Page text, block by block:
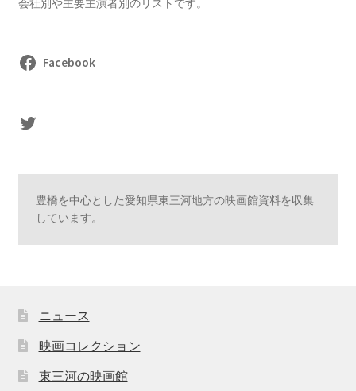
会社別や主要主演者別のリストです。
Facebook
sasaki's Twitter
豊橋を中心とした愛知県東三河地方の映画館資料を収集
しています。
ニュース
映画コレクション
東三河の映画館